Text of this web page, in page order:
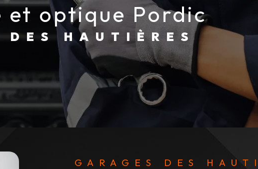
et optique Pordic
DES HAUTIÈRES
GARAGES DES